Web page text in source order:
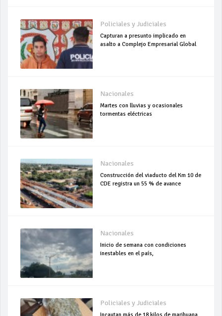
Policiales y Judiciales
Capturan a presunto implicado en
asalto a Complejo Empresarial Global
Nacionales
Martes con lluvias y ocasionales
tormentas eléctricas
Nacionales
Construcción del viaducto del Km 10 de
CDE registra un 55 % de avance
Nacionales
Inicio de semana con condiciones
inestables en el país,
Policiales y Judiciales
Incautan más de 18 kilos de marihuana